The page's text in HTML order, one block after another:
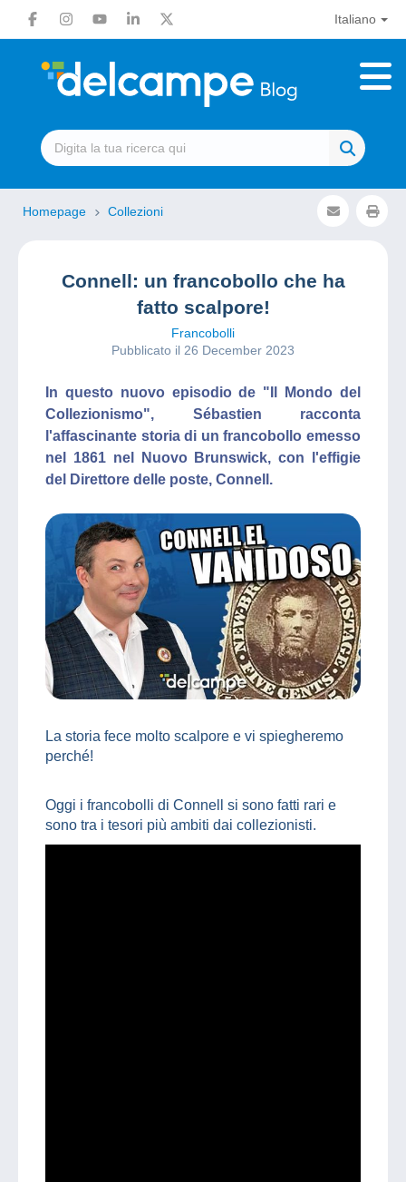
Italiano
Homepage Collezioni
Connell: un francobollo che ha
fatto scalpore!
Francobolli
Pubblicato il 26 December 2023
In questo nuovo episodio de "Il Mondo del
Collezionismo", Sébastien racconta
l'affascinante storia di un francobollo emesso
nel 1861 nel Nuovo Brunswick, con l'effigie
del Direttore delle poste, Connell.
La storia fece molto scalpore e vi spiegheremo
perché!
Oggi i francobolli di Connell si sono fatti rari e
sono tra i tesori più ambiti dai collezionisti.